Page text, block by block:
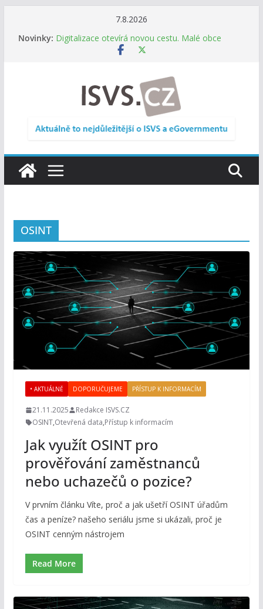
7.8.2026
Novinky: Digitalizace otevírá novou cestu. Malé obce
nemusí zanikat, mohou více spolupracovat
DIA: Informační systém dlouhodobého řízení
(ISDŘ) je od července v plném provozu
RVIS – Výbor pro architekturu a řízení ICT
zveřejnil materiály z nového jednání
Informace o obcích vždy po ruce. SMS ČR spouští
OSINT
• AKTUÁLNĚ DOPORUČUJEME PŘÍSTUP K INFORMACÍM
21.11.2025
Redakce ISVS.CZ
OSINT,Otevřená data,Přístup k informacím
Jak využít OSINT pro
prověřování zaměstnanců
nebo uchazečů o pozice?
V prvním článku Víte, proč a jak ušetří OSINT úřadům
čas a peníze? našeho seriálu jsme si ukázali, proč je
OSINT cenným nástrojem
Read More